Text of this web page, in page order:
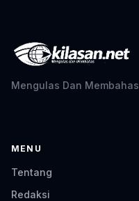
Mengulas Dan Membahas
MENU
Tentang
Redaksi